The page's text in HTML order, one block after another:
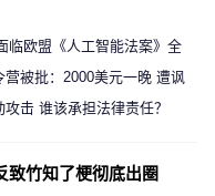
临欧盟《人工智能法案》全
被批：2000美元一晚 遭讽
击 谁该承担法律责任？
致竹知了梗彻底出圈